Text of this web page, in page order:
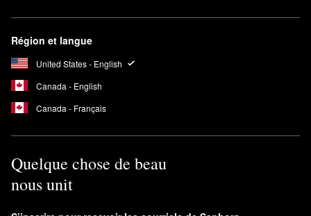
Région et langue
United States - English
Canada - English
Canada - Français
Quelque chose de beau
nous unit